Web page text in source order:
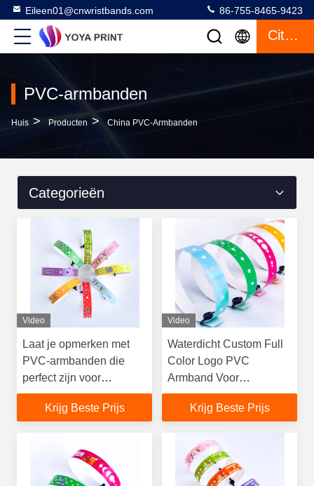
Eileen01@cnwristbands.com 86-755-8465-9423
Citaat
PVC-armbanden
Huis > Producten > China PVC-Armbanden
Categorieën
Video
Laat je opmerken met
PVC-armbanden die
perfect zijn voor
evenementen en
festivalsKrijg Beste Prijs
Video
Waterdicht Custom Full
Color Logo PVC
Armband Voor
Evenementen
Aanbieden Custom
Krijg Beste Prijs